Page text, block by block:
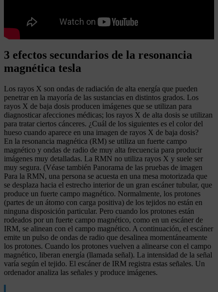
3 efectos secundarios de la resonancia
magnética tesla
Los rayos X son ondas de radiación de alta energía que pueden
penetrar en la mayoría de las sustancias en distintos grados. Los
rayos X de baja dosis producen imágenes que se utilizan para
diagnosticar afecciones médicas; los rayos X de alta dosis se utilizan
para tratar ciertos cánceres. ¿Cuál de los siguientes es el color del
hueso cuando aparece en una imagen de rayos X de baja dosis?
En la resonancia magnética (RM) se utiliza un fuerte campo
magnético y ondas de radio de muy alta frecuencia para producir
imágenes muy detalladas. La RMN no utiliza rayos X y suele ser
muy segura. (Véase también Panorama de las pruebas de imagen
Para la RMN, una persona se acuesta en una mesa motorizada que
se desplaza hacia el estrecho interior de un gran escáner tubular, que
produce un fuerte campo magnético. Normalmente, los protones
(partes de un átomo con carga positiva) de los tejidos no están en
ninguna disposición particular. Pero cuando los protones están
rodeados por un fuerte campo magnético, como en un escáner de
IRM, se alinean con el campo magnético. A continuación, el escáner
emite un pulso de ondas de radio que desalinea momentáneamente
los protones. Cuando los protones vuelven a alinearse con el campo
magnético, liberan energía (llamada señal). La intensidad de la señal
varía según el tejido. El escáner de IRM registra estas señales. Un
ordenador analiza las señales y produce imágenes.